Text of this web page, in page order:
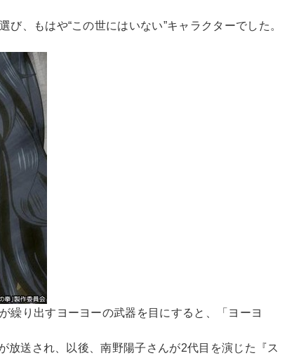
、もはや“この世にはいない”キャラクターでした。
繰り出すヨーヨーの武器を目にすると、「ヨーヨ
送され、以後、南野陽子さんが2代目を演じた『ス